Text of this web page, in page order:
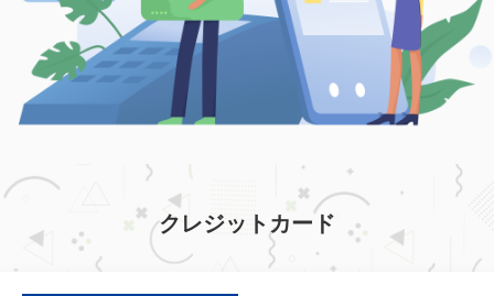
クレジットカード